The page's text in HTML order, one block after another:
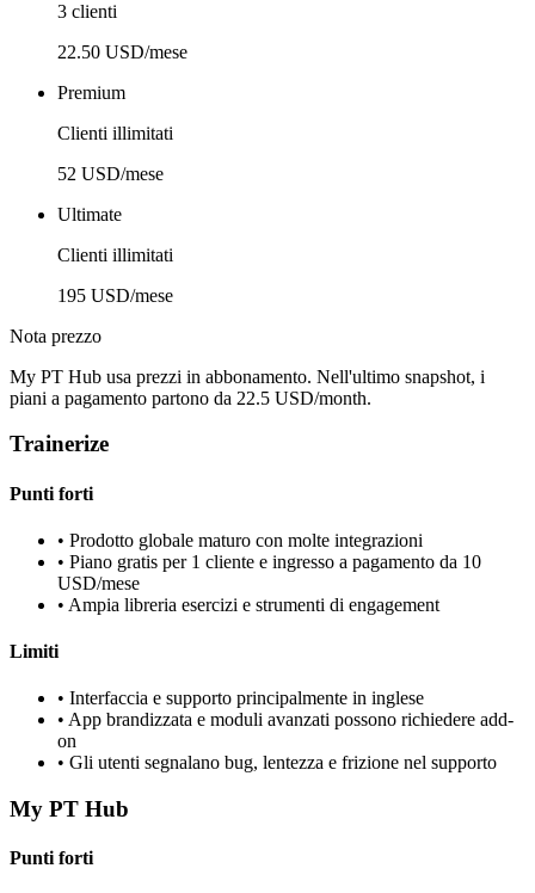
3 clienti
22.50 USD/mese
Premium
Clienti illimitati
52 USD/mese
Ultimate
Clienti illimitati
195 USD/mese
Nota prezzo
My PT Hub usa prezzi in abbonamento. Nell'ultimo snapshot, i
piani a pagamento partono da 22.5 USD/month.
Trainerize
Punti forti
• Prodotto globale maturo con molte integrazioni
• Piano gratis per 1 cliente e ingresso a pagamento da 10
USD/mese
• Ampia libreria esercizi e strumenti di engagement
Limiti
• Interfaccia e supporto principalmente in inglese
• App brandizzata e moduli avanzati possono richiedere add-
on
• Gli utenti segnalano bug, lentezza e frizione nel supporto
My PT Hub
Punti forti